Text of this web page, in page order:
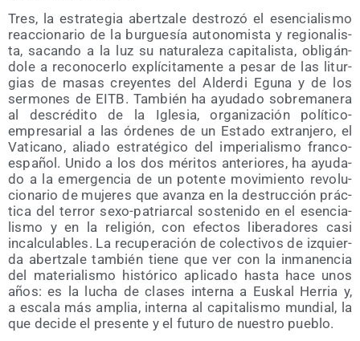
Tres, la estra­te­gia aber­tza­le des­tro­zó el esen­cia­lis­mo
reac­cio­na­rio de la bur­gue­sía auto­no­mis­ta y regio­na­lis­
ta, sacan­do a la luz su natu­ra­le­za capi­ta­lis­ta, obli­gán­
do­le a reco­no­cer­lo explí­ci­ta­men­te a pesar de las litur­
gias de masas cre­yen­tes del Alder­di Egu­na y de los
ser­mo­nes de EITB. Tam­bién ha ayu­da­do sobre­ma­ne­ra
al des­cré­di­to de la Igle­sia, orga­ni­za­ción polí­ti­co-
empre­sa­rial a las órde­nes de un Esta­do extran­je­ro, el
Vati­cano, alia­do estra­té­gi­co del impe­ria­lis­mo fran­co-
espa­ñol. Uni­do a los dos méri­tos ante­rio­res, ha ayu­da­
do a la emer­gen­cia de un poten­te movi­mien­to revo­lu­
cio­na­rio de muje­res que avan­za en la des­truc­ción prác­
ti­ca del terror sexo-patriar­cal sos­te­ni­do en el esen­cia­
lis­mo y en la reli­gión, con efec­tos libe­ra­do­res casi
incal­cu­la­bles. La recu­pe­ra­ción de colec­ti­vos de izquier­
da aber­tza­le tam­bién tie­ne que ver con la inma­nen­cia
del mate­ria­lis­mo his­tó­ri­co apli­ca­do has­ta hace unos
años: es la lucha de cla­ses inter­na a Eus­kal Herria y,
a esca­la más amplia, inter­na al capi­ta­lis­mo mun­dial, la
que deci­de el pre­sen­te y el futu­ro de nues­tro pueblo.